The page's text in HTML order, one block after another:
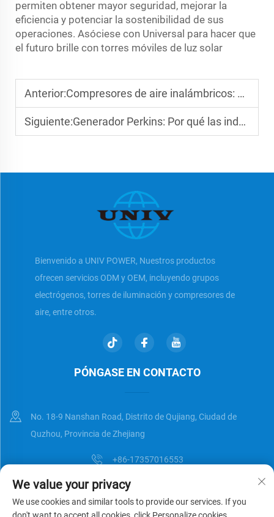
permiten obtener mayor seguridad, mejorar la
eficiencia y potenciar la sostenibilidad de sus
operaciones. Asóciese con Universal para hacer que
el futuro brille con torres móviles de luz solar
Anterior:Compresores de aire inalámbricos: Una revisión comparativa 2025
Siguiente:Generador Perkins: Por qué las industrias confían en él
Bienvenido a UNIV POWER, Nuestros productos
ofrecen servicios ODM y OEM, incluyendo grupos
electrógenos, torres de iluminación y compresores de
aire, entre otros.
PÓNGASE EN CONTACTO
No. 18-9 Nanshan Road, Distrito de Qujiang, Ciudad de
Quzhou, Provincia de Zhejiang
+86-17357016553
[email protected]
We value your privacy
We use cookies and similar tools to provide our services. If you